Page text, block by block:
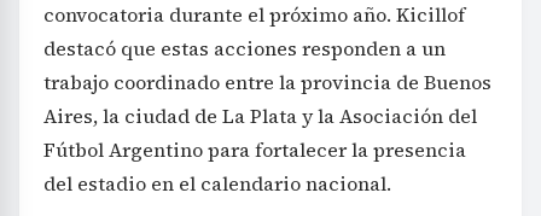
convocatoria durante el próximo año. Kicillof
destacó que estas acciones responden a un
trabajo coordinado entre la provincia de Buenos
Aires, la ciudad de La Plata y la Asociación del
Fútbol Argentino para fortalecer la presencia
del estadio en el calendario nacional.